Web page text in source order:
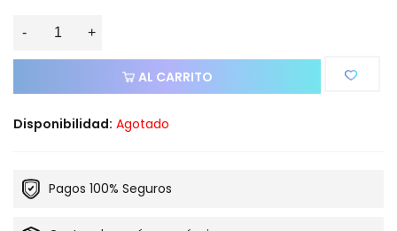
- +
AL CARRITO
Disponibilidad: Agotado
Pagos 100% Seguros